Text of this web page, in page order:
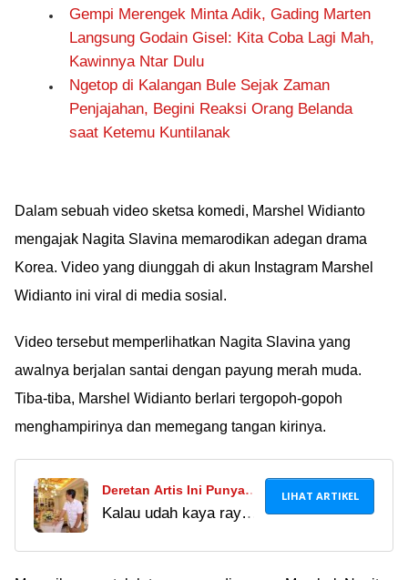
Gempi Merengek Minta Adik, Gading Marten
Langsung Godain Gisel: Kita Coba Lagi Mah,
Kawinnya Ntar Dulu
Ngetop di Kalangan Bule Sejak Zaman
Penjajahan, Begini Reaksi Orang Belanda
saat Ketemu Kuntilanak
Dalam sebuah video sketsa komedi, Marshel Widianto
mengajak Nagita Slavina memarodikan adegan drama
Korea. Video yang diunggah di akun Instagram Marshel
Widianto ini viral di media sosial.
Video tersebut memperlihatkan Nagita Slavina yang
awalnya berjalan santai dengan payung merah muda.
Tiba-tiba, Marshel Widianto berlari tergopoh-gopoh
menghampirinya dan memegang tangan kirinya.
Deretan Artis Ini Punya
Rumah Berlapis Emas,
Kalau udah kaya raya
LIHAT ARTIKEL